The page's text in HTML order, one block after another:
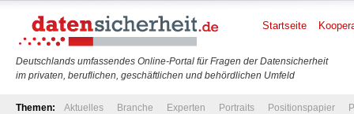
Deutschlands umfassendes Online-Portal für Fragen der Datensicherheit
im privaten, beruflichen, geschäftlichen und behördlichen Umfeld
Startseite
Themen: Aktuelles Branche Experten Portraits Positionspapier